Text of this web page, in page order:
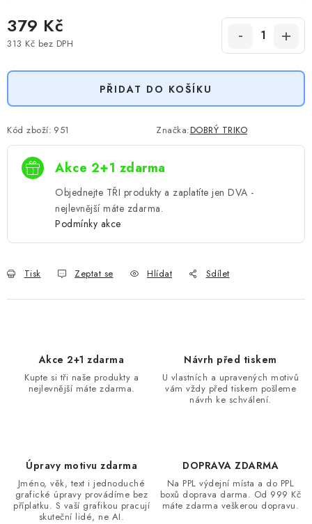
379 Kč
313 Kč bez DPH
PŘIDAT DO KOŠÍKU
Kód zboží: 951 Značka:DOBRÝ TRIKO
Akce 2+1 zdarma
Objednejte TŘI produkty a zaplatíte jen DVA -
nejlevnější máte zdarma.
Podmínky akce
Tisk Zeptat se Hlídat Sdílet
Akce 2+1 zdarma
Kupte si tři naše produkty a
nejlevnější máte zdarma.
Návrh před tiskem
U vlastních a upravených motivů
vám vždy před tiskem pošleme
návrh ke schválení.
Úpravy motivu zdarma
Jméno, věk, text i jednoduché
grafické úpravy provádíme bez
příplatku. S vaší grafikou pracují
skuteční lidé, ne AI.
DOPRAVA ZDARMA
Na PPL výdejní místa a do PPL
boxů doprava darma. Od 999 Kč
máte zdarma veškerou dopravu.